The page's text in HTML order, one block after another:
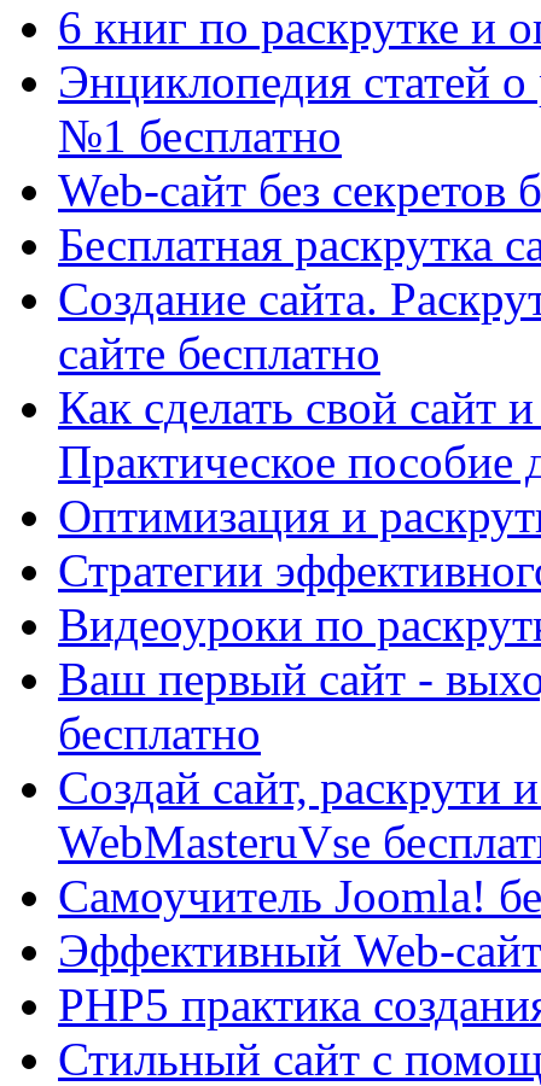
6 книг по раскрутке и
Энциклопедия статей
№1 бесплатно
Web-сайт без секретов
Бесплатная раскрутка
Создание сайта.
сайте бесплатно
Как сделать свой сайт
Практическое пособие
Оптимизация и
Стратегии
Видеоуроки по
Ваш первый сайт -
бесплатно
Cоздай сайт, раскрути
WebMasteruVse
Самоучитель Joomla!
Эффективный Web-
PHP5 практика
Стильный сайт с